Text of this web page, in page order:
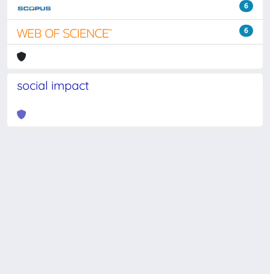
6
6
social impact